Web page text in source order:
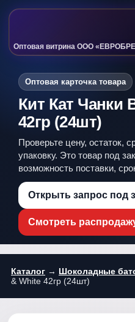
Оптовая витрина ООО
Оптовая карточка товара
Кит Кат Чанки
42гр (24шт)
Проверьте цену, остаток,
упаковку. Это товар под
возможность поставки,
Открыть запрос под
Смотреть
Каталог → Шоколадные
& White 42гр (24шт)